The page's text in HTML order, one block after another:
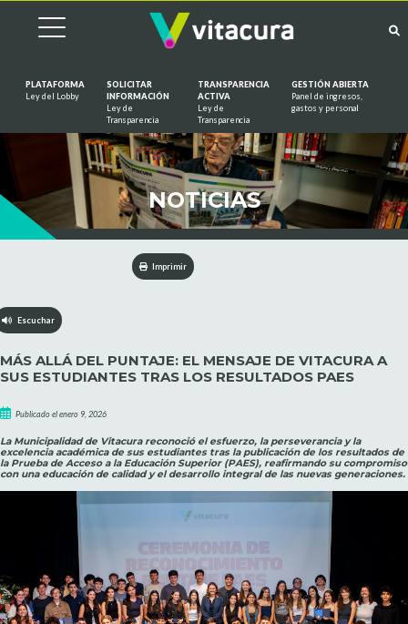
PLATAFORMA
Ley del Lobby
SOLICITAR
INFORMACIÓN
Ley de
Transparencia
TRANSPARENCIA
ACTIVA
Ley de
Transparencia
GESTIÓN ABIERTA
Panel de ingresos,
gastos y personal
NOTICIAS
Imprimir
Escuchar
MÁS ALLÁ DEL PUNTAJE: EL MENSAJE DE VITACURA A
SUS ESTUDIANTES TRAS LOS RESULTADOS PAES
Publicado el enero 9, 2026
La Municipalidad de Vitacura reconoció el esfuerzo, la perseverancia y la
excelencia académica de sus estudiantes tras la publicación de los resultados de
la Prueba de Acceso a la Educación Superior (PAES), reafirmando su compromiso
con una educación de calidad y el desarrollo integral de las nuevas generaciones.